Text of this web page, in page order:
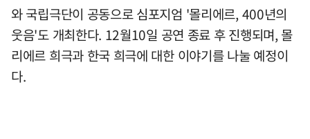
와 국립극단이 공동으로 심포지엄 '몰리에르, 400년의
웃음'도 개최한다. 12월10일 공연 종료 후 진행되며, 몰
리에르 희극과 한국 희극에 대한 이야기를 나눌 예정이
다.